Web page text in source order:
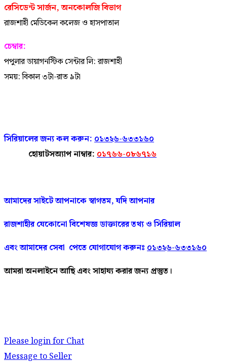
রেসিডেন্ট সার্জন, অনকোলজি বিভাগ
রাজশাহী মেডিকেল কলেজ ও হাসপাতাল
চেম্বার:
পপুলার ডায়াগনস্টিক সেন্টার লি: রাজশাহী
সময়: বিকাল ৩টা-রাত ৯টা
সিরিয়ালের জন্য কল করুন: ০১৩২৬-৬৩৩১৬০
হোয়াটসঅ্যাপ নাম্বার: ০১৭৬৬-০৮৬৭১৬
আমাদেরসাইটেআপনাকেস্বাগতম,যদিআপনার
রাজশাহীর যেকোনো বিশেষজ্ঞডাক্তারেরতথ্য ও সিরিয়াল
এবং আমাদের সেবা পেতে যোগাযোগ করুনঃ ০১৩২৬-৬৩৩১৬০
আমরা অনলাইনেআছি এবংসাহায্যকরারজন্য প্রস্তুত।
Please login for Chat
Message to Seller